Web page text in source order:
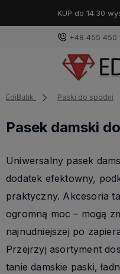
KUP do 14:30
+48 455 450
EdiButik Paski do spodni
Pasek damski
Uniwersalny pasek
dodatek efektowny,
praktyczny. Akcesoria
ogromną moc – mogą
najnudniejszej po
Przejrzyj asortyment
tanie damskie paski,